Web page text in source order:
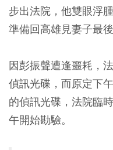
步出法院，他雙眼浮
準備回高雄見妻子最後
因彭振聲遭逢噩耗，
偵訊光碟，而原定下
的偵訊光碟，法院臨
午開始勘驗。